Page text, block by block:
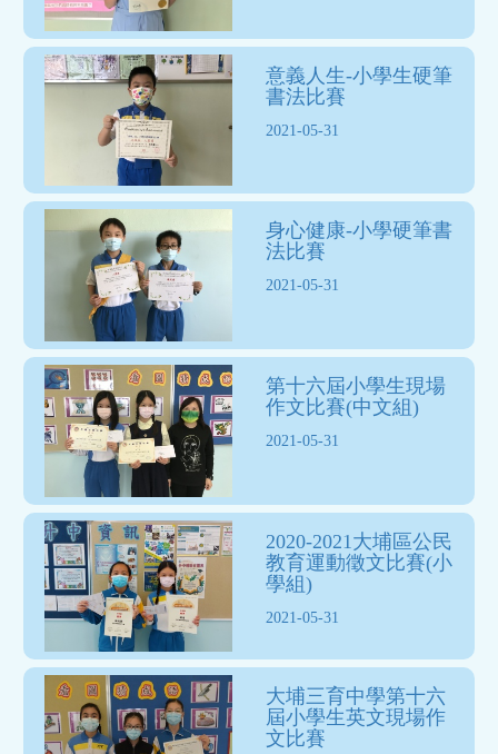
意義人生-小學生硬筆
書法比賽
2021-05-31
身心健康-小學硬筆書
法比賽
2021-05-31
第十六屆小學生現場
作文比賽(中文組)
2021-05-31
2020-2021大埔區公民
教育運動徵文比賽(小
學組)
2021-05-31
大埔三育中學第十六
屆小學生英文現場作
文比賽